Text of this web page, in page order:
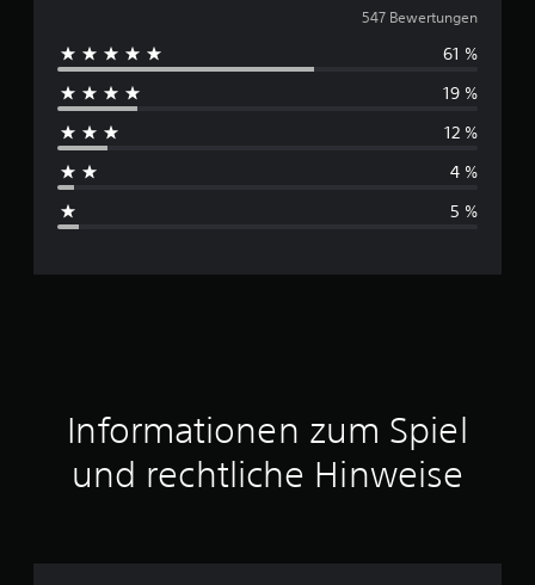
u
r
c
h
t
t
547 Bewertungen
61 %
19 %
12 %
4 %
5 %
Informationen zum Spiel
und rechtliche Hinweise